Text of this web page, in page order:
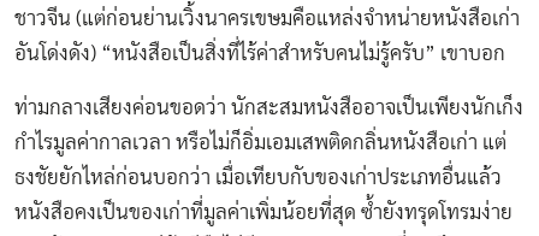
ชาวจีน (แต่ก่อนย่านเวิ้งนาครเขษมคือแหล่งจำหน่ายหนังสือเก่า
อันโด่งดัง) “หนังสือเป็นสิ่งที่ไร้ค่าสำหรับคนไม่รู้ครับ” เขาบอก
ท่ามกลางเสียงค่อนขอดว่า นักสะสมหนังสืออาจเป็นเพียงนักเก็ง
กำไรมูลค่ากาลเวลา หรือไม่ก็อิ่มเอมเสพติดกลิ่นหนังสือเก่า แต่
ธงชัยยักไหล่ก่อนบอกว่า เมื่อเทียบกับของเก่าประเภทอื่นแล้ว
หนังสือคงเป็นของเก่าที่มูลค่าเพิ่มน้อยที่สุด ซํ้ายังทรุดโทรมง่าย